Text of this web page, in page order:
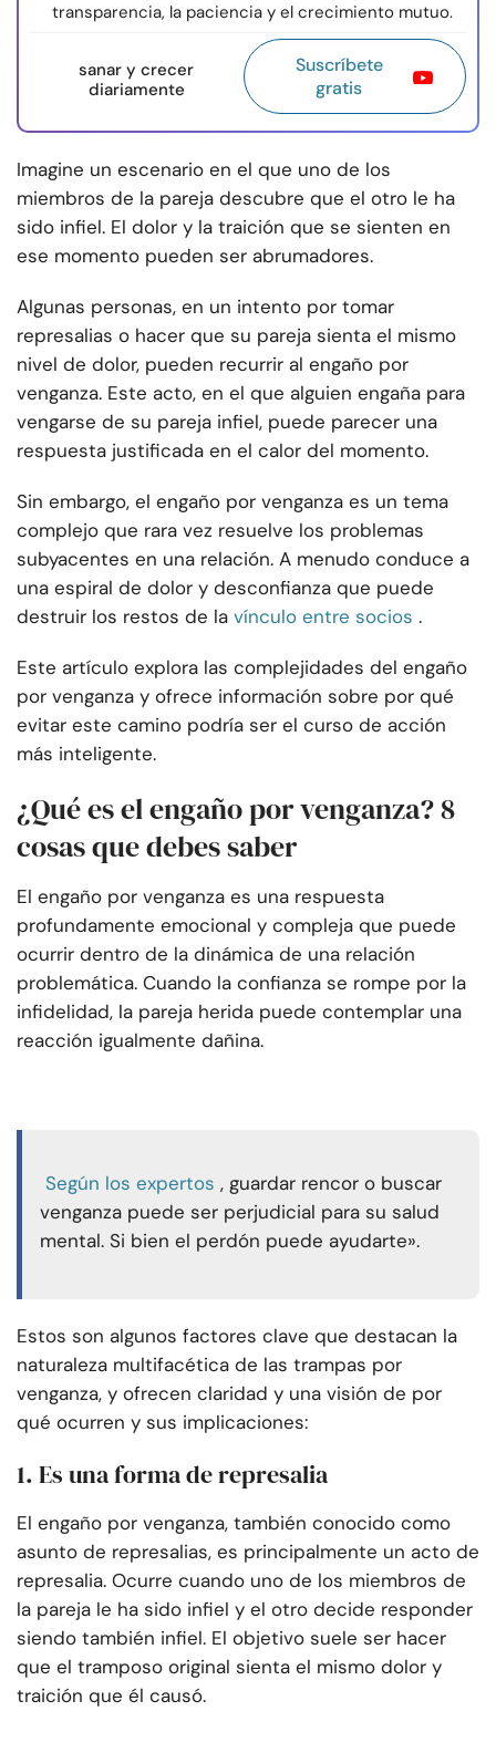
transparencia, la paciencia y el crecimiento mutuo.
sanar y crecer
diariamente
Suscríbete
gratis
Imagine un escenario en el que uno de los
miembros de la pareja descubre que el otro le ha
sido infiel. El dolor y la traición que se sienten en
ese momento pueden ser abrumadores.
Algunas personas, en un intento por tomar
represalias o hacer que su pareja sienta el mismo
nivel de dolor, pueden recurrir al engaño por
venganza. Este acto, en el que alguien engaña para
vengarse de su pareja infiel, puede parecer una
respuesta justificada en el calor del momento.
Sin embargo, el engaño por venganza es un tema
complejo que rara vez resuelve los problemas
subyacentes en una relación. A menudo conduce a
una espiral de dolor y desconfianza que puede
destruir los restos de la vínculo entre socios .
Este artículo explora las complejidades del engaño
por venganza y ofrece información sobre por qué
evitar este camino podría ser el curso de acción
más inteligente.
¿Qué es el engaño por venganza? 8
cosas que debes saber
El engaño por venganza es una respuesta
profundamente emocional y compleja que puede
ocurrir dentro de la dinámica de una relación
problemática. Cuando la confianza se rompe por la
infidelidad, la pareja herida puede contemplar una
reacción igualmente dañina.
Según los expertos , guardar rencor o buscar
venganza puede ser perjudicial para su salud
mental. Si bien el perdón puede ayudarte».
Estos son algunos factores clave que destacan la
naturaleza multifacética de las trampas por
venganza, y ofrecen claridad y una visión de por
qué ocurren y sus implicaciones:
1. Es una forma de represalia
El engaño por venganza, también conocido como
asunto de represalias, es principalmente un acto de
represalia. Ocurre cuando uno de los miembros de
la pareja le ha sido infiel y el otro decide responder
siendo también infiel. El objetivo suele ser hacer
que el tramposo original sienta el mismo dolor y
traición que él causó.